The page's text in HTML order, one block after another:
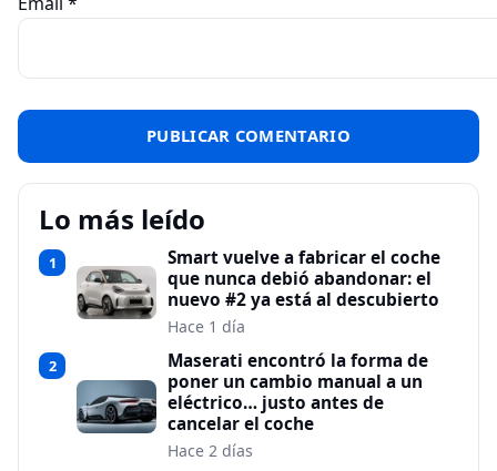
Lo más leído
1
Smart vuelve a fabricar el coche
que nunca debió abandonar: el
nuevo #2 ya está al descubierto
Hace 1 día
2
Maserati encontró la forma de
poner un cambio manual a un
eléctrico… justo antes de
cancelar el coche
Hace 2 días